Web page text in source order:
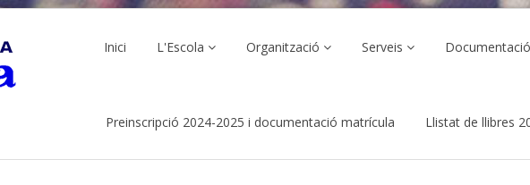
Inici L'Escola Organització Serveis Documentació
Preinscripció 2024-2025 i documentació matrícula Llistat de llibres